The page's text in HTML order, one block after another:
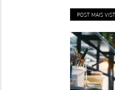
POST MAIS